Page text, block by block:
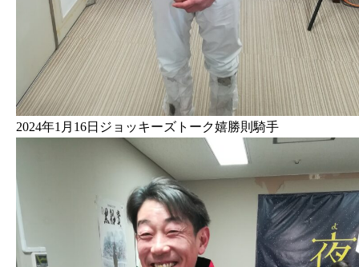
2024年1月16日ジョッキーズトーク嬉勝則騎手